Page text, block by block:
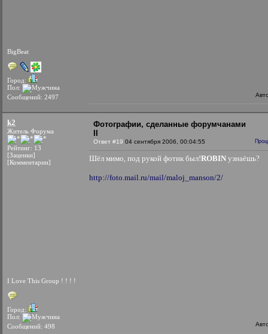
BigBeat
Город:
Пол:
Сообщений: 2497
k2
Житель Форума
Рейтинг: 13
[Заценки]
[Комментарии]
I Love This Group ! ! ! !
Город:
Пол:
Сообщений: 498
Фотографии, сделанные форумчанами
Ответ #19 04 сентября 2006, 00:04:55
Шёл мимо, под рукой фотик был!ROBIN узнаёшь?
http://foto.mail.ru/mail/maloj_manson/2/